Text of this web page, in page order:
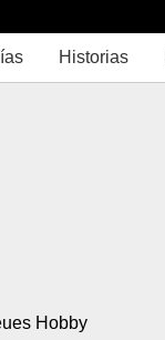
Historias
Hobby